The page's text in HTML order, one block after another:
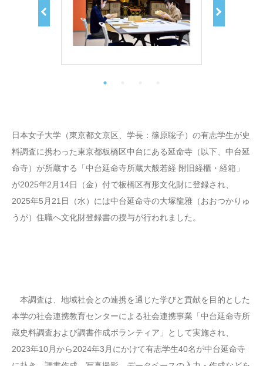
日本女子大学（東京都文京区、学長：篠原聡子）の有志学生が史
料調査に携わった東京都板橋区中台にある延命寺（以下、中台延
命寺）が所蔵する「中台延命寺所蔵大般若経 附旧経櫃・経箱」
が2025年2月14日（金）付で板橋区有形文化財に登録され、
2025年5月21日（水）には中台延命寺の大塚龍雅（おおつかりゅ
うが）住職へ文化財登録書の授与が行われました。
本調査は、地域社会との連携を通じた学びと貢献を目的とした
本学の社会連携教育センターによる社会連携事業「中台延命寺所
蔵史料調査および調書作成ボランティア」として実施され、
2023年10月から2024年3月にかけて有志学生40名が中台延命寺